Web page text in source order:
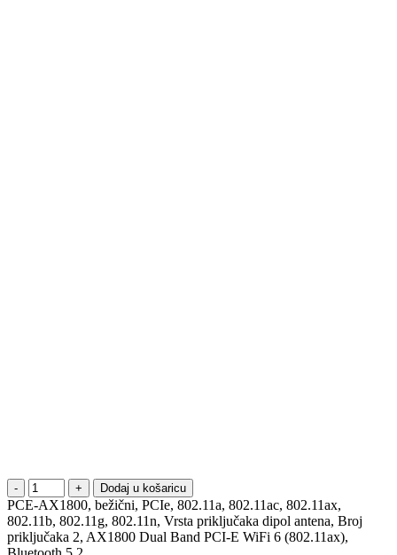
Dodaj u košaricu
PCE-AX1800, bežični, PCIe, 802.11a, 802.11ac, 802.11ax,
802.11b, 802.11g, 802.11n, Vrsta priključaka dipol antena, Broj
priključaka 2, AX1800 Dual Band PCI-E WiFi 6 (802.11ax),